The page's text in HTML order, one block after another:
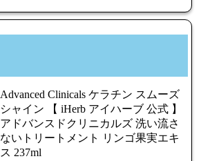
Advanced Clinicals ケラチン スムーズ
シャイン 【 iHerb アイハーブ 公式 】
アドバンスドクリニカルズ 洗い流さ
ないトリートメント リンゴ果実エキ
ス 237ml